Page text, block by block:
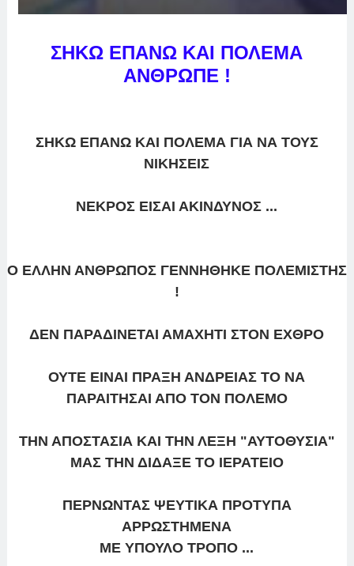
ΣΗΚΩ ΕΠΑΝΩ ΚΑΙ ΠΟΛΕΜΑ
ΑΝΘΡΩΠΕ !
ΣΗΚΩ ΕΠΑΝΩ ΚΑΙ ΠΟΛΕΜΑ ΓΙΑ ΝΑ ΤΟΥΣ
ΝΙΚΗΣΕΙΣ
ΝΕΚΡΟΣ ΕΙΣΑΙ ΑΚΙΝΔΥΝΟΣ ...
Ο ΕΛΛΗΝ ΑΝΘΡΩΠΟΣ ΓΕΝΝΗΘΗΚΕ ΠΟΛΕΜΙΣΤΗΣ
!
ΔΕΝ ΠΑΡΑΔΙΝΕΤΑΙ ΑΜΑΧΗΤΙ ΣΤΟΝ ΕΧΘΡΟ
ΟΥΤΕ ΕΙΝΑΙ ΠΡΑΞΗ ΑΝΔΡΕΙΑΣ ΤΟ ΝΑ
ΠΑΡΑΙΤΗΣΑΙ ΑΠΟ ΤΟΝ ΠΟΛΕΜΟ
ΤΗΝ ΑΠΟΣΤΑΣΙΑ ΚΑΙ ΤΗΝ ΛΕΞΗ "ΑΥΤΟΘΥΣΙΑ"
ΜΑΣ ΤΗΝ ΔΙΔΑΞΕ ΤΟ ΙΕΡΑΤΕΙΟ
ΠΕΡΝΩΝΤΑΣ ΨΕΥΤΙΚΑ ΠΡΟΤΥΠΑ
ΑΡΡΩΣΤΗΜΕΝΑ
ΜΕ ΥΠΟΥΛΟ ΤΡΟΠΟ ...